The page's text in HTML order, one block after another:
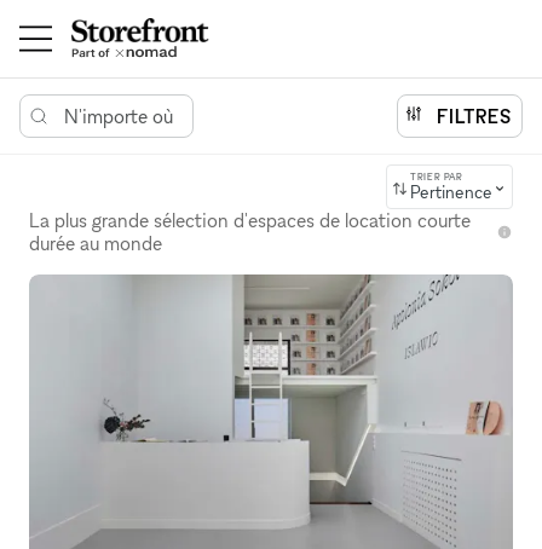
N'importe où FILTRES
TRIER PAR
Pertinence
La plus grande sélection d'espaces de location courte
durée au monde